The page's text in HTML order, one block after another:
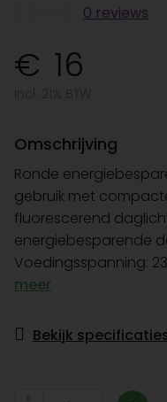
0 reviews
16
Omschrijving
Ronde
gebruik met
fluorescerend
energiebesparende
Voedingsspanning:
meer
Bekijk